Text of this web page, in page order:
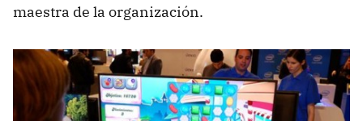
maestra de la organización.